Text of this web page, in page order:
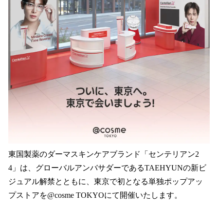
東国製薬のダーマスキンケアブランド「センテリアン2
4」は、グローバルアンバサダーであるTAEHYUNの新ビ
ジュアル解禁とともに、東京で初となる単独ポップアッ
プストアを@cosme TOKYOにて開催いたします。